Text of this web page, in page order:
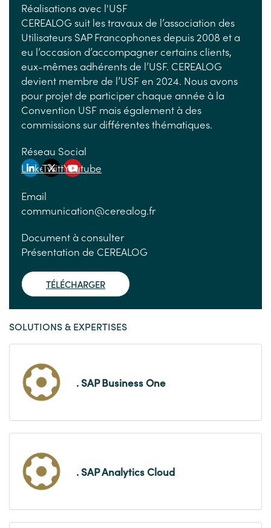
Réalisations avec l'USF
CEREALOG suit les travaux de l’association des
Utilisateurs SAP Francophones depuis 2008 et a
eu l’occasion d’accompagner certains clients,
eux-mêmes adhérents de l’USF. CEREALOG
devient membre de l’USF en 2024. Nous avons
pour projet de participer chaque année à la
Convention USF mais également à des
commissions sur différentes thématiques.
Réseau Social
Linkedin
TwitterYoutube
Email
communication@cerealog.fr
Document à consulter
Présentation de CEREALOG
TÉLÉCHARGER
SOLUTIONS & EXPERTISES
. SAP Business One
. SAP Analytics Cloud